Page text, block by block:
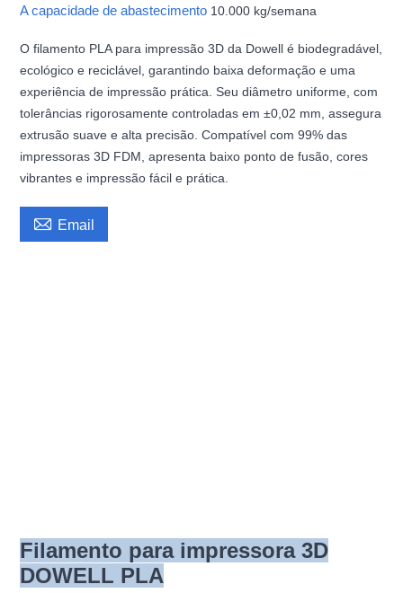
A capacidade de abastecimento 10.000 kg/semana
O filamento PLA para impressão 3D da Dowell é biodegradável,
ecológico e reciclável, garantindo baixa deformação e uma
experiência de impressão prática. Seu diâmetro uniforme, com
tolerâncias rigorosamente controladas em ±0,02 mm, assegura
extrusão suave e alta precisão. Compatível com 99% das
impressoras 3D FDM, apresenta baixo ponto de fusão, cores
vibrantes e impressão fácil e prática.
 Email
Filamento para impressora 3D
DOWELL PLA